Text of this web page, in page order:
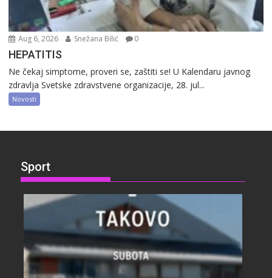
Aug 6, 2026 Snežana Bilić 0
HEPATITIS
Ne čekaj simptome, proveri se, zaštiti se! U Kalendaru javnog
zdravlja Svetske zdravstvene organizacije, 28. jul...
Novosti
Sport